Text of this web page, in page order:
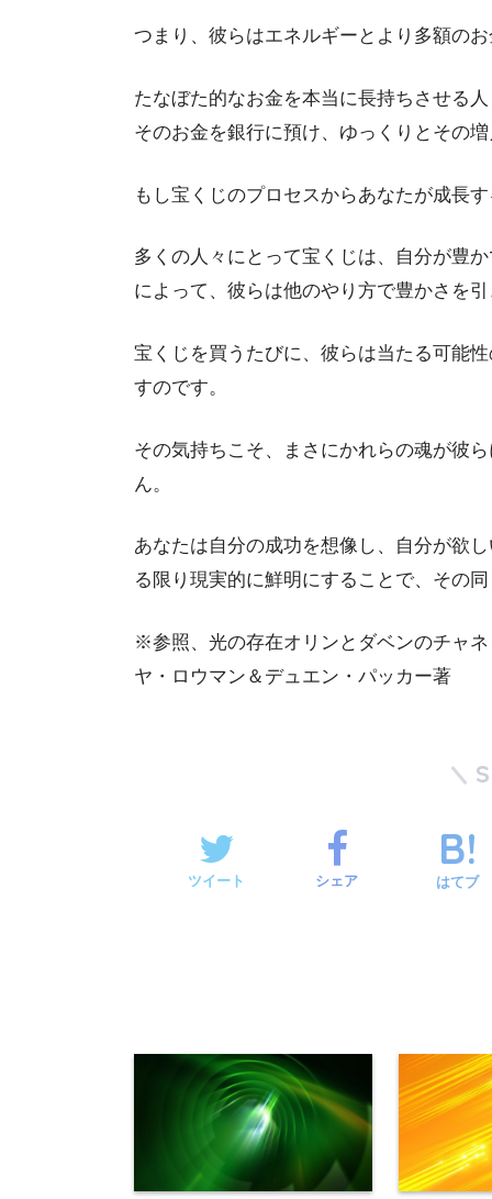
つまり、彼らはエネルギーとより多額の
たなぼた的なお金を本当に長持ちさせる
そのお金を銀行に預け、ゆっくりとその
もし宝くじのプロセスからあなたが成長
多くの人々にとって宝くじは、自分が豊
によって、彼らは他のやり方で豊かさを
宝くじを買うたびに、彼らは当たる可能
すのです。
その気持ちこそ、まさにかれらの魂が彼
ん。
あなたは自分の成功を想像し、自分が欲
る限り現実的に鮮明にすることで、その
※参照、光の存在オリンとダベンのチャ
ヤ・ロウマン＆デュエン・パッカー著
ツイート シェア はてブ